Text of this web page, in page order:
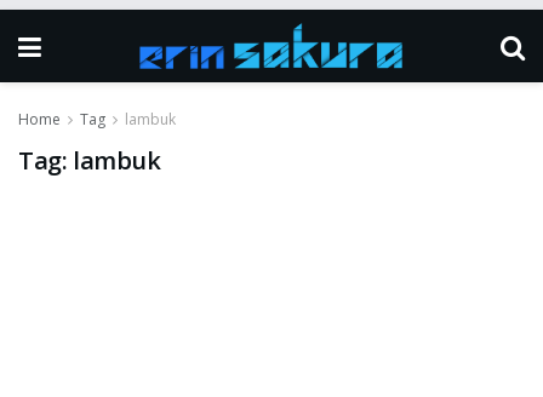
Home Tag lambuk
Tag: lambuk